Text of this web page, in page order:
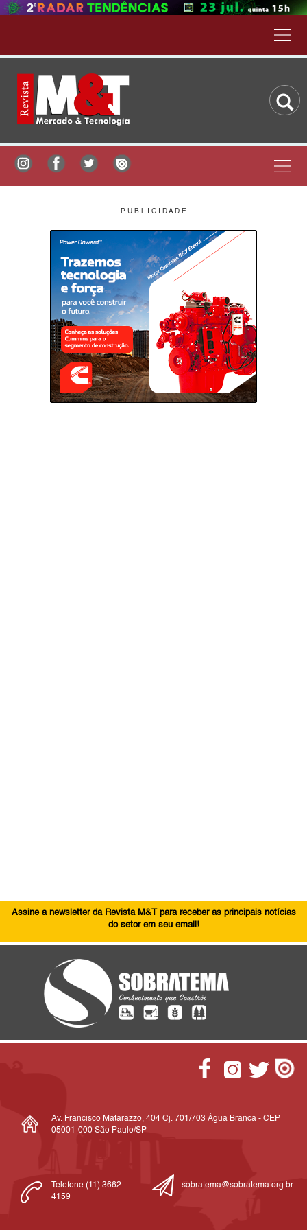
P U B L I C I D A D E
Assine a newsletter da Revista M&T para receber as principais notícias
do setor em seu email!
Av. Francisco Matarazzo, 404 Cj. 701/703 Água Branca - CEP
05001-000 São Paulo/SP
Telefone (11) 3662-
4159
sobratema@sobratema.org.br